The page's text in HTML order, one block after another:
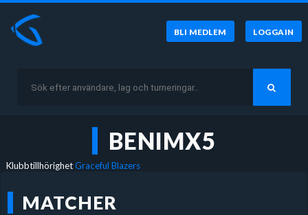
BLI MEDLEM LOGGA IN
BENIMX5
KlubbtillhörighetGraceful Blazers
MATCHER